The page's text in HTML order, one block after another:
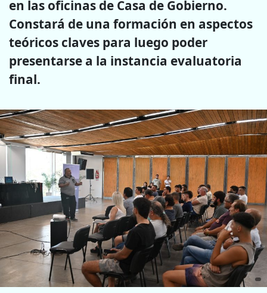
en las oficinas de Casa de Gobierno.
Constará de una formación en aspectos
teóricos claves para luego poder
presentarse a la instancia evaluatoria
final.